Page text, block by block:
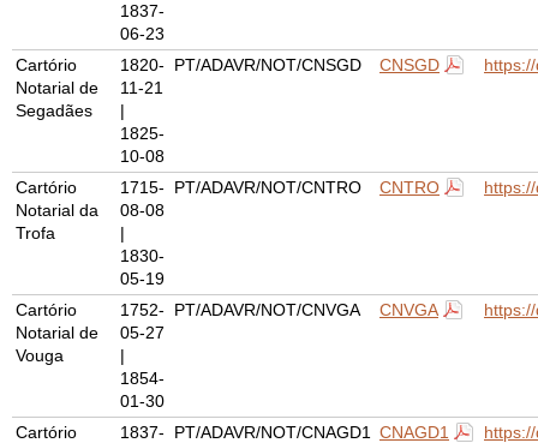
1837-
06-23
Cartório
Notarial de
Segadães
1820-
11-21
|
1825-
10-08
PT/ADAVR/NOT/CNSGD CNSGD
Cartório
Notarial da
Trofa
1715-
08-08
|
1830-
05-19
PT/ADAVR/NOT/CNTRO CNTRO
Cartório
Notarial de
Vouga
1752-
05-27
|
1854-
01-30
PT/ADAVR/NOT/CNVGA CNVGA
Cartório
1837-
PT/ADAVR/NOT/CNAGD1 CNAGD1